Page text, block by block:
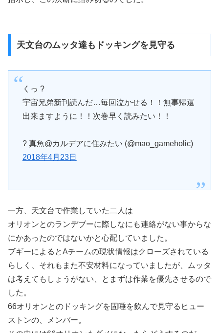
天文台のムッタ達もドッキングを見守る
くっ ?
宇宙兄弟新刊読んだ…毎回泣かせる！！無事帰還
出来ますように！！次巻早く読みたい！！
? 真魚@カルデアに住みたい (@mao_gameholic)
2018年4月23日
一方、天文台で作業していた二人は
オリオンとのランデブーに際しなにも連絡がない事からな
にかあったのではないかと心配していました。
ブギーによるとAチームの現状情報はクローズされている
らしく、それもまた不安材料になっていましたが、ムッタ
は考えてもしょうがない、とまずは作業を優先させるので
した。
66オリオンとのドッキングを固唾を飲んで見守るヒュー
ストンの、メンバー。